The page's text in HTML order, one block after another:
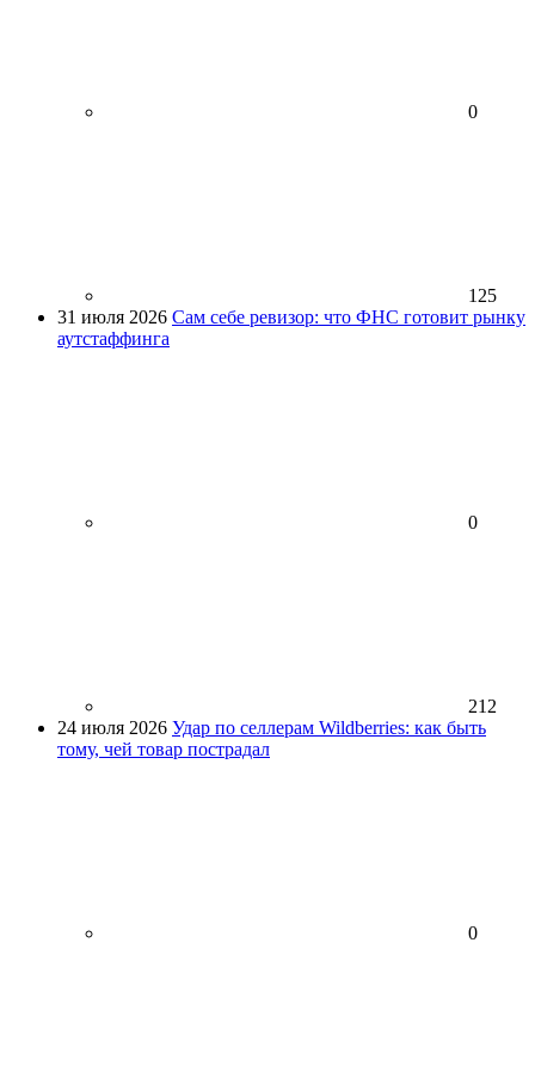
0
125
31 июля 2026 Сам себе ревизор: что ФНС готовит рынку
аутстаффинга
0
212
24 июля 2026 Удар по селлерам Wildberries: как быть
тому, чей товар пострадал
0